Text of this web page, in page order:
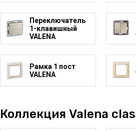
Переключатель
1-клавишный
VALENA
Рамка 1 пост
VALENA
Коллекция Valena